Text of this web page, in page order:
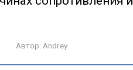
Автор: Andrey